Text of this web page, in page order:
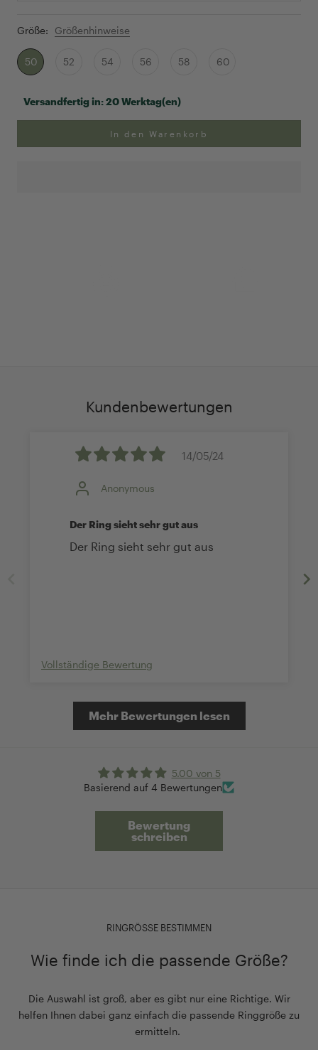
Größe: Größenhinweise
50 52 54 56 58 60
Versandfertig in:20 Werktag(en)
In den Warenkorb
Kundenbewertungen
14/05/24
Anonymous
Der Ring sieht sehr gut aus
Der Ring sieht sehr gut aus
Vollständige Bewertung
Mehr Bewertungen lesen
5.00 von 5
Basierend auf 4 Bewertungen
Bewertung
schreiben
RINGRÖSSE BESTIMMEN
Wie finde ich die passende Größe?
Die Auswahl ist groß, aber es gibt nur eine Richtige. Wir
helfen Ihnen dabei ganz einfach die passende Ringgröße zu
ermitteln.